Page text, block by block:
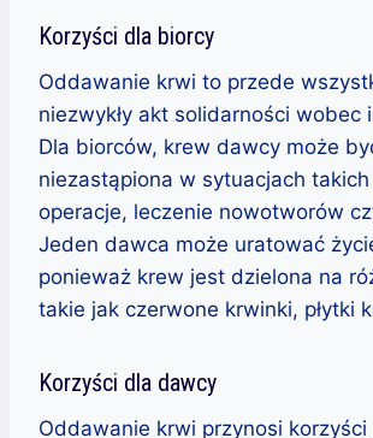
Korzyści dla biorcy
Oddawanie krwi to przede
niezwykły akt solidarności wobec
Dla biorców, krew dawcy może
niezastąpiona w sytuacjach
operacje, leczenie nowotworów
Jeden dawca może uratować
ponieważ krew jest dzielona na
takie jak czerwone krwinki, płytki
Korzyści dla dawcy
Oddawanie krwi przynosi